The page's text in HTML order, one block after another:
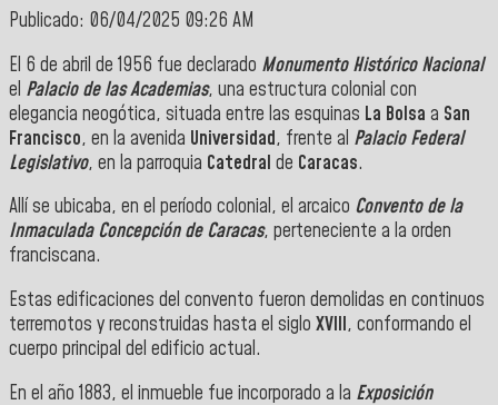
Publicado: 06/04/2025 09:26 AM
El 6 de abril de 1956 fue declarado Monumento Histórico Nacional
el Palacio de las Academias, una estructura colonial con
elegancia neogótica, situada entre las esquinas La Bolsa a San
Francisco, en la avenida Universidad, frente al Palacio Federal
Legislativo, en la parroquia Catedral de Caracas.
Allí se ubicaba, en el período colonial, el arcaico Convento de la
Inmaculada Concepción de Caracas, perteneciente a la orden
franciscana.
Estas edificaciones del convento fueron demolidas en continuos
terremotos y reconstruidas hasta el siglo XVIII, conformando el
cuerpo principal del edificio actual.
En el año 1883, el inmueble fue incorporado a la Exposición